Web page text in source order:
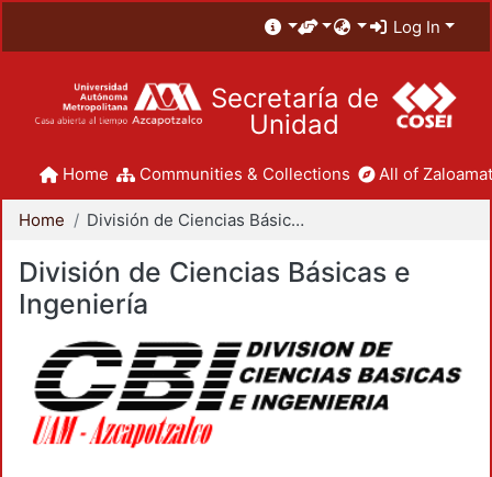
Log In
Secretaría de
Unidad
Home Communities & Collections All of
Home División de Ciencias Básicas e Ingeniería
División de Ciencias Básicas e
Ingeniería